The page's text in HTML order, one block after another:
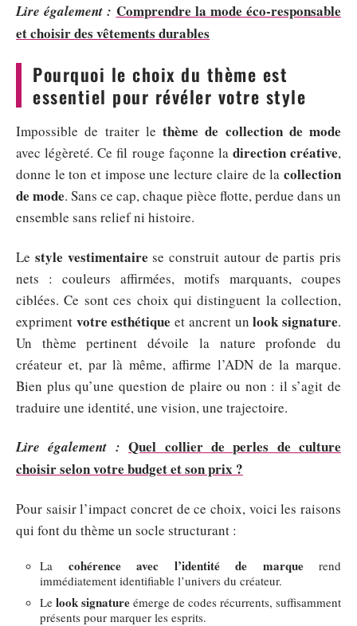
Lire également : Comprendre la mode éco-responsable
et choisir des vêtements durables
Pourquoi le choix du thème est
essentiel pour révéler votre style
Impossible de traiter le thème de collection de mode
avec légèreté. Ce fil rouge façonne la direction créative,
donne le ton et impose une lecture claire de la collection
de mode. Sans ce cap, chaque pièce flotte, perdue dans un
ensemble sans relief ni histoire.
Le style vestimentaire se construit autour de partis pris
nets : couleurs affirmées, motifs marquants, coupes
ciblées. Ce sont ces choix qui distinguent la collection,
expriment votre esthétique et ancrent unlook signature.
Un thème pertinent dévoile la nature profonde du
créateur et, par là même, affirme l’ADN de la marque.
Bien plus qu’une question de plaire ou non : il s’agit de
traduire une identité, une vision, une trajectoire.
Lire également : Quel collier de perles de culture
choisir selon votre budget et son prix ?
Pour saisir l’impact concret de ce choix, voici les raisons
qui font du thème un socle structurant :
La cohérence avec l’identité de marquerend
immédiatement identifiable l’univers du créateur.
Le look signature émerge de codes récurrents, suffisamment
présents pour marquer les esprits.